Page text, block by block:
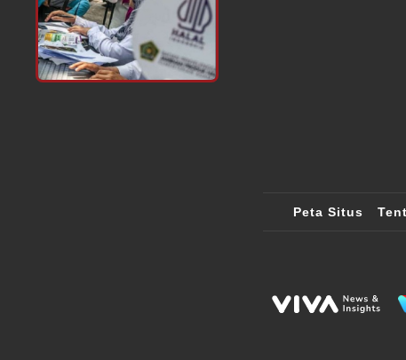
Peta Situs